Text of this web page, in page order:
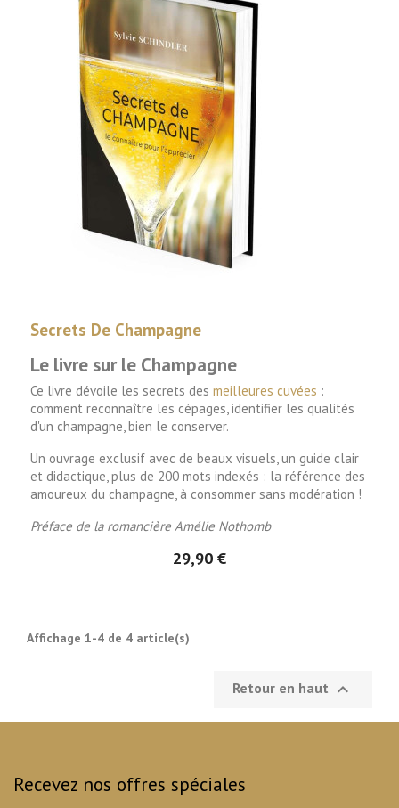
Secrets De Champagne
Le livre sur le Champagne
Ce livre dévoile les secrets des meilleures cuvées :
comment reconnaître les cépages, identifier les qualités
d'un champagne, bien le conserver.
Un ouvrage exclusif avec de beaux visuels, un guide clair
et didactique, plus de 200 mots indexés : la référence des
amoureux du champagne, à consommer sans modération !
Préface de la romancière Amélie Nothomb
29,90 €
Affichage 1-4 de 4 article(s)
Retour en haut 
Recevez nos offres spéciales